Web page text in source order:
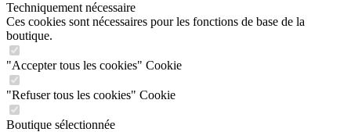
Techniquement nécessaire
Ces cookies sont nécessaires pour les fonctions de base de la
boutique.
"Accepter tous les cookies" Cookie
"Refuser tous les cookies" Cookie
Boutique sélectionnée